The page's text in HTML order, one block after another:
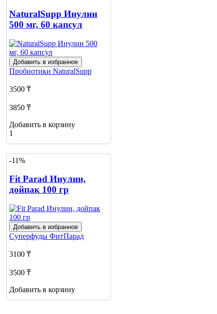
NaturalSupp Инулин
500 мг, 60 капсул
Добавить в избранное
Пробиотики NaturalSupp
3500 ₸
3850 ₸
Добавить в корзину
1
-11%
Fit Parad Инулин,
дойпак 100 гр
Добавить в избранное
Суперфуды ФитПарад
3100 ₸
3500 ₸
Добавить в корзину